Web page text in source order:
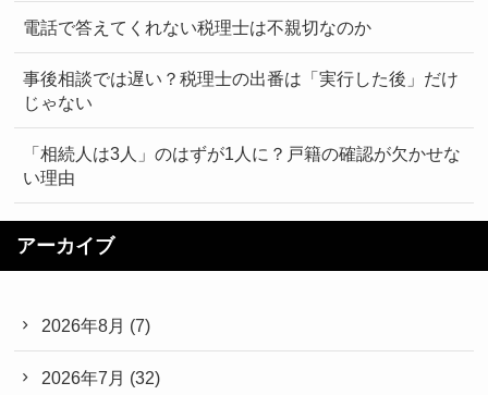
電話で答えてくれない税理士は不親切なのか
事後相談では遅い？税理士の出番は「実行した後」だけ
じゃない
「相続人は3人」のはずが1人に？戸籍の確認が欠かせな
い理由
アーカイブ
2026年8月 (7)
2026年7月 (32)